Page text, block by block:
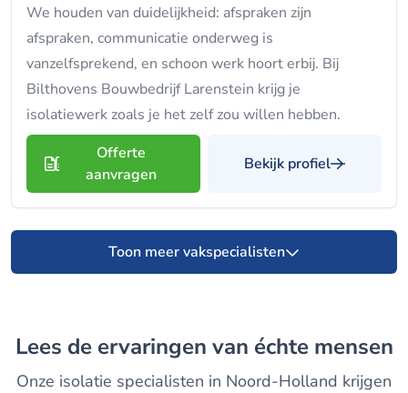
We houden van duidelijkheid: afspraken zijn
afspraken, communicatie onderweg is
vanzelfsprekend, en schoon werk hoort erbij. Bij
Bilthovens Bouwbedrijf Larenstein krijg je
isolatiewerk zoals je het zelf zou willen hebben.
Offerte
aanvragen
Bekijk profiel
Toon meer vakspecialisten
Lees de ervaringen van échte mensen
Onze isolatie specialisten in Noord-Holland krijgen